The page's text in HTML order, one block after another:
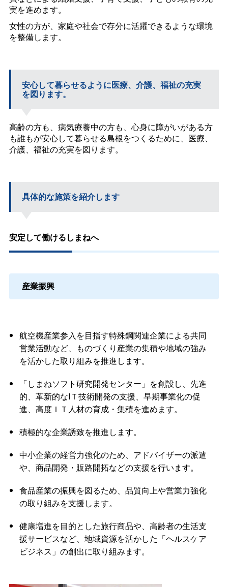
実を進めます。
女性の方が、家庭や社会で存分に活躍できるような環境
を整備します。
安心して暮らせるように医療、介護、福祉の充実
を図ります。
高齢の方も、病気療養中の方も、心身に障がいがある方
も誰もが安心して暮らせる島根をつくるために、医療、
介護、福祉の充実を図ります。
具体的な施策を紹介します
安定して働けるしまねへ
産業振興
航空機産業参入を目指す特殊鋼関連企業による共同
営業活動など、ものづくり産業の集積や地域の強み
を活かした取り組みを推進します。
「しまねソフト研究開発センター」を創設し、先進
的、革新的なIＴ技術開発の支援、早期事業化の促
進、高度ＩＴ人材の育成・集積を進めます。
積極的な企業誘致を推進します。
中小企業の経営力強化のため、アドバイザーの派遣
や、商品開発・販路開拓などの支援を行います。
食品産業の振興を図るため、品質向上や営業力強化
の取り組みを支援します。
健康増進を目的とした旅行商品や、高齢者の生活支
援サービスなど、地域資源を活かした「ヘルスケア
ビジネス」の創出に取り組みます。